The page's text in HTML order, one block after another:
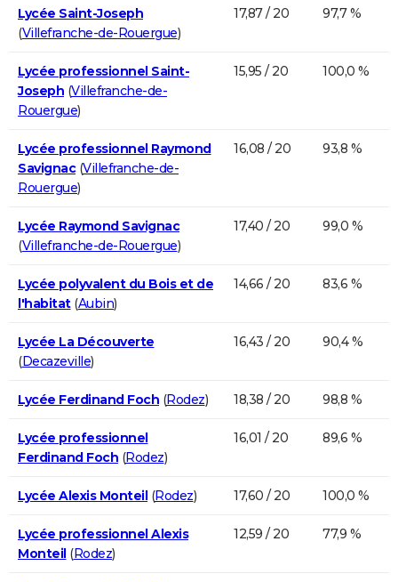
Lycée Saint-Joseph
(Villefranche-de-Rouergue)
17,87 / 20 97,7 %
Lycée professionnel Saint-
Joseph (Villefranche-de-
Rouergue)
15,95 / 20 100,0 %
Lycée professionnel Raymond
Savignac(Villefranche-de-
Rouergue)
16,08 / 20 93,8 %
Lycée Raymond Savignac
(Villefranche-de-Rouergue)
17,40 / 20 99,0 %
Lycée polyvalent du Bois et de
l'habitat(Aubin)
14,66 / 20 83,6 %
Lycée La Découverte
(Decazeville)
16,43 / 20 90,4 %
Lycée Ferdinand Foch (Rodez) 18,38 / 20 98,8 %
Lycée professionnel
Ferdinand Foch (Rodez)
16,01 / 20 89,6 %
Lycée Alexis Monteil(Rodez) 17,60 / 20 100,0 %
Lycée professionnel Alexis
Monteil(Rodez)
12,59 / 20 77,9 %